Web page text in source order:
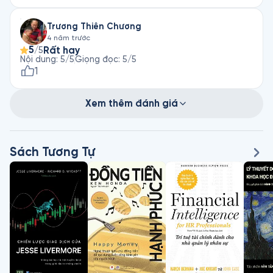
Trương Thiên Chương
4 năm trước
5/5 Rất hay
Nội dung: 5/5Giọng đọc: 5/5
1
Xem thêm đánh giá
Sách Tương Tự